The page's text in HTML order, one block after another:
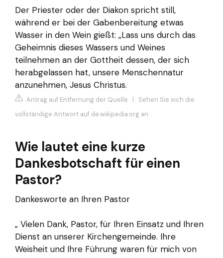
Der Priester oder der Diakon spricht still,
während er bei der Gabenbereitung etwas
Wasser in den Wein gießt: „Lass uns durch das
Geheimnis dieses Wassers und Weines
teilnehmen an der Gottheit dessen, der sich
herabgelassen hat, unsere Menschennatur
anzunehmen, Jesus Christus.
Antrag auf Entfernung der Quelle | Sehen Sie sich die
vollständige Antwort auf de.wikipedia.org an
Wie lautet eine kurze
Dankesbotschaft für einen
Pastor?
Dankesworte an Ihren Pastor
„ Vielen Dank, Pastor, für Ihren Einsatz und Ihren
Dienst an unserer Kirchengemeinde. Ihre
Weisheit und Ihre Führung waren für mich von